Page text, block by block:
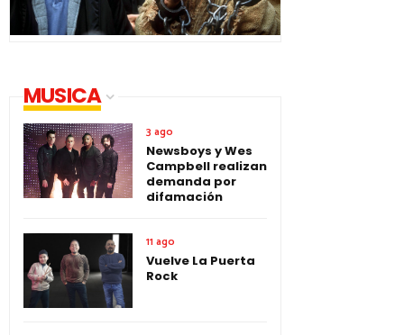
MUSICA
3 ago
Newsboys y Wes
Campbell realizan
demanda por
difamación
11 ago
Vuelve La Puerta
Rock